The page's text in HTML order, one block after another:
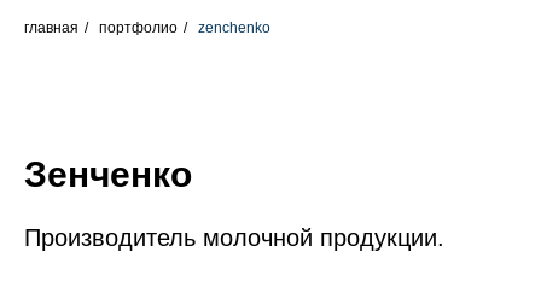
главная / портфолио / zenchenko
Зенченко
Производитель молочной продукции.